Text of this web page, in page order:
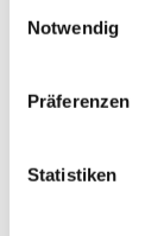
Notwendig
Präferenzen
Statistiken